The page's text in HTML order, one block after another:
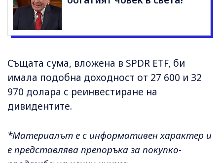
Същата сума, вложена в SPDR ETF, би
имала подобна доходност от 27 600 и 32
970 долара с реинвестиране на
дивидентите.
*Материалът е с информативен характер и
е представлява препоръка за покупко-